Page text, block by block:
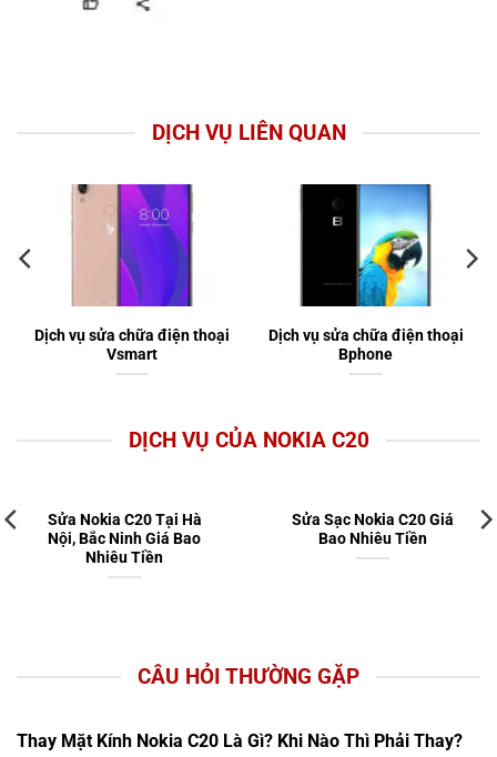
DỊCH VỤ LIÊN QUAN
Dịch vụ sửa chữa điện thoại
Vsmart
Dịch vụ sửa chữa điện thoại
Bphone
DỊCH VỤ CỦA NOKIA C20
Sửa Nokia C20 Tại Hà
Nội, Bắc Ninh Giá Bao
Nhiêu Tiền
Sửa Sạc Nokia C20 Giá
Bao Nhiêu Tiền
CÂU HỎI THƯỜNG GẶP
Thay Mặt Kính Nokia C20 Là Gì? Khi Nào Thì Phải Thay?